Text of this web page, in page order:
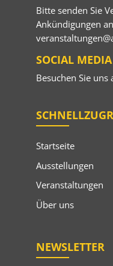
Bitte senden Sie
Ankündigungen an
SOCIAL MEDIA
Besuchen Sie uns
Startseite
Ausstellungen
Veranstaltungen
Über uns
NEWSLETTER